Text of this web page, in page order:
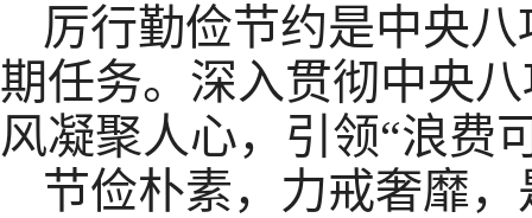
厉行勤俭节约是中央
期任务。深入贯彻中央
风凝聚人心，引领“浪费
节俭朴素，力戒奢靡